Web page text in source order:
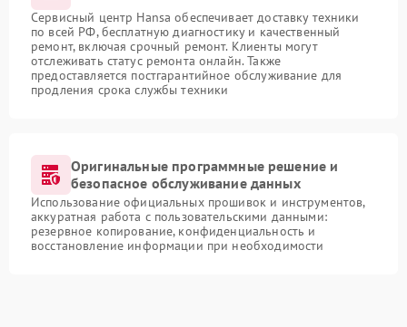
Сервисный центр Hansa обеспечивает доставку техники
по всей РФ, бесплатную диагностику и качественный
ремонт, включая срочный ремонт. Клиенты могут
отслеживать статус ремонта онлайн. Также
предоставляется постгарантийное обслуживание для
продления срока службы техники
Оригинальные программные решение и
безопасное обслуживание данных
Использование официальных прошивок и инструментов,
аккуратная работа с пользовательскими данными:
резервное копирование, конфиденциальность и
восстановление информации при необходимости